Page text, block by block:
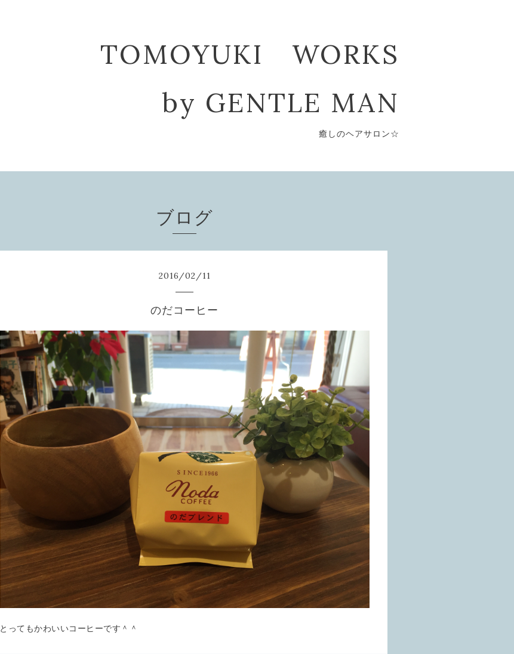
TOMOYUKI WORKS
by GENTLE MAN
癒しのヘアサロン☆
ブログ
2016/02/11
のだコーヒー
とってもかわいいコーヒーです＾＾